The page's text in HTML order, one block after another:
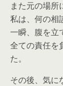
また元の場所
私は、何の相
一瞬、腹を立
全ての責任を
た。
その後、気に